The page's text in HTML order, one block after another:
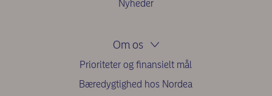
Nyheder
Om os
Prioriteter og finansielt mål
Bæredygtighed hos Nordea